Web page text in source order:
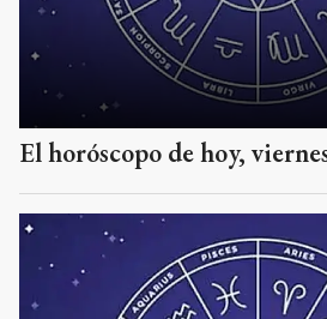
El horóscopo de hoy,